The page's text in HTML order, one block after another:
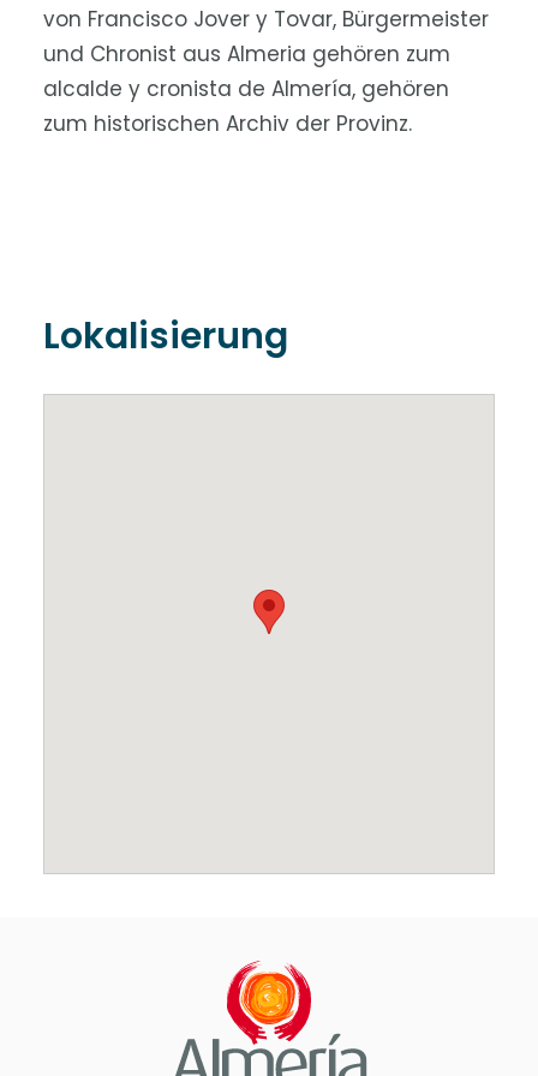
von Francisco Jover y Tovar, Bürgermeister
und Chronist aus Almeria gehören zum
alcalde y cronista de Almería, gehören
zum historischen Archiv der Provinz.
Lokalisierung